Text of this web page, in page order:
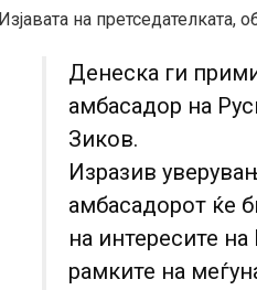
Изјавата на претседателката,
Денеска ги
амбасадор на
Зиков.
Изразив
амбасадорот ќе
на интересите
рамките на